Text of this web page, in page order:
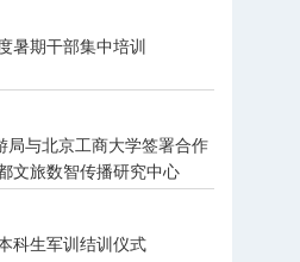
暑期干部集中培训
局与北京工商大学签署合作
文旅数智传播研究中心
科生军训结训仪式